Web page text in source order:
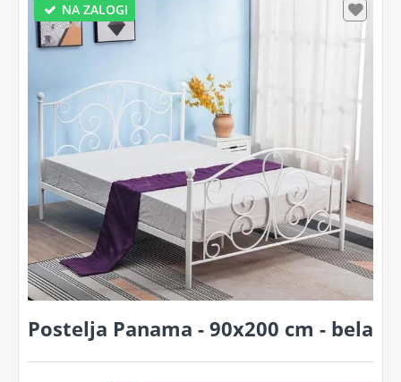
NA ZALOGI
Postelja Panama - 90x200 cm - bela